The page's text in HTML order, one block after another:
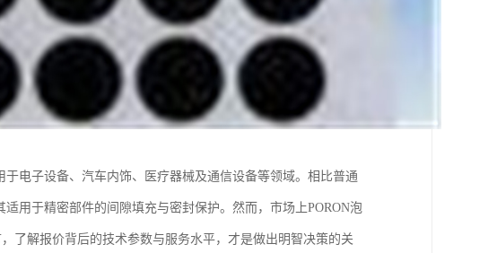
电子设备、汽车内饰、医疗器械及通信设备等领域。相比普通
用于精密部件的间隙填充与密封保护。然而，市场上PORON泡
了解报价背后的技术参数与服务水平，才是做出明智决策的关